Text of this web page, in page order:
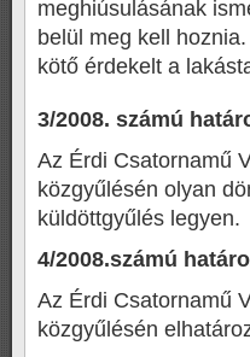
meghiúsulásának
belül meg kell
kötő érdekelt a
3/2008. számú
Az Érdi Csatornamű
közgyűlésén olyan
küldöttgyűlés legyen.
4/2008.számú
Az Érdi Csatornamű
közgyűlésén